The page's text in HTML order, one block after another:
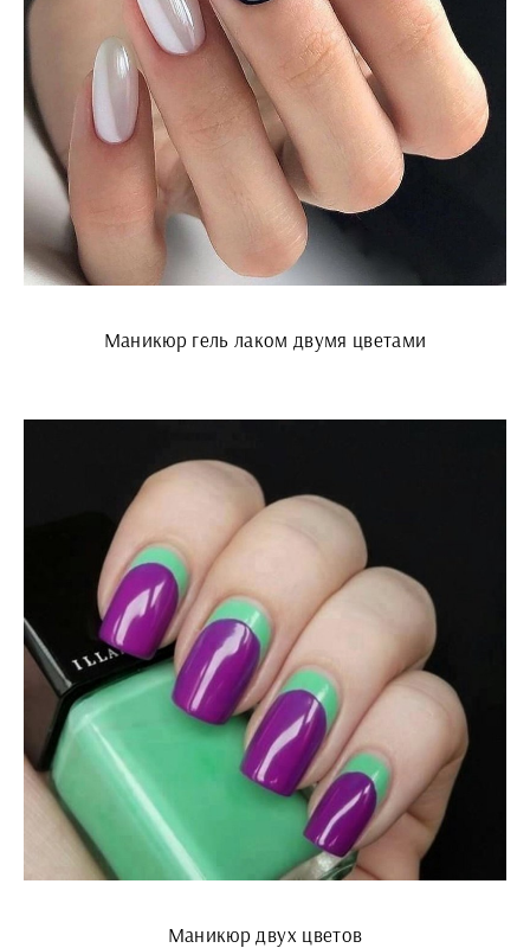
Маникюр гель лаком двумя цветами
Маникюр двух цветов